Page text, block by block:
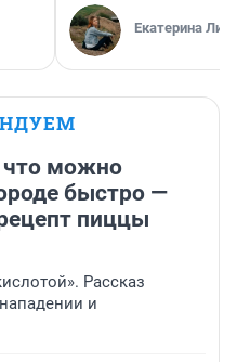
Екатерина
что можно
быстро —
пиццы
Рассказ
и